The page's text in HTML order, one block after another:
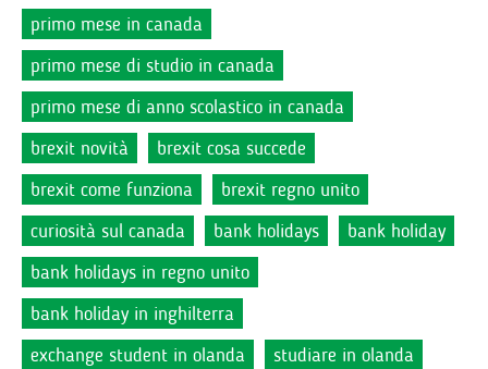
primo mese in canada
primo mese di studio in canada
primo mese di anno scolastico in canada
brexit novità
brexit cosa succede
brexit come funziona
brexit regno unito
curiosità sul canada
bank holidays
bank holiday
bank holidays in regno unito
bank holiday in inghilterra
exchange student in olanda
studiare in olanda